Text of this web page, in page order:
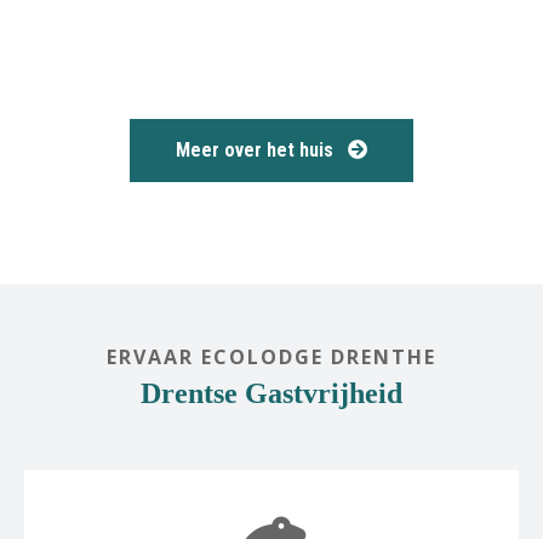
Meer over het huis
ERVAAR ECOLODGE DRENTHE
Drentse Gastvrijheid